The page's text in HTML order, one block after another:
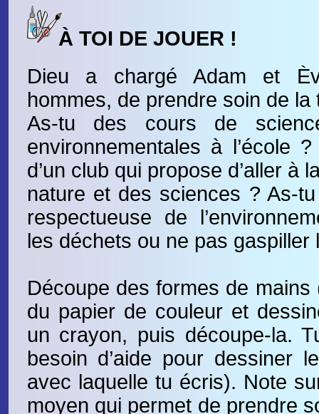
À TOI DE JOUER !
Dieu a chargé Adam et
hommes, de prendre soin de la
As-tu des cours de
environnementales à l’école
d’un club qui propose d’aller à
nature et des sciences ? As-
respectueuse de
les déchets ou ne pas gaspiller
Découpe des formes de
du papier de couleur et
un crayon, puis découpe-la.
besoin d’aide pour dessiner
avec laquelle tu écris). Note
moyen qui permet de prendre